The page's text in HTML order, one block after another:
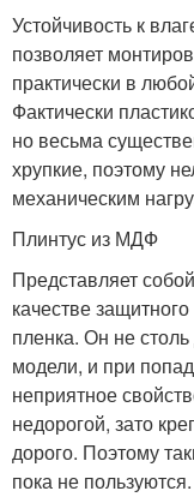
Устойчивость к
позволяет
практически в
Фактически
но весьма
хрупкие, поэтому
механическим
Плинтус из МДФ
Представляет
качестве
пленка. Он не
модели, и при
неприятное
недорогой, зато
дорого. Поэтому
пока не пользуются.